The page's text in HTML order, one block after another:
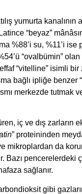
yumurta kanalının
“beyaz”
%88’i su, %11’i
“ovalbümin”
“vitelline” isimli
bağlı ipliğe benzer “
merkezde tutmak
iç ve dış
” proteininden
mikroplardan da
Bazı
sağlanır.
gibi